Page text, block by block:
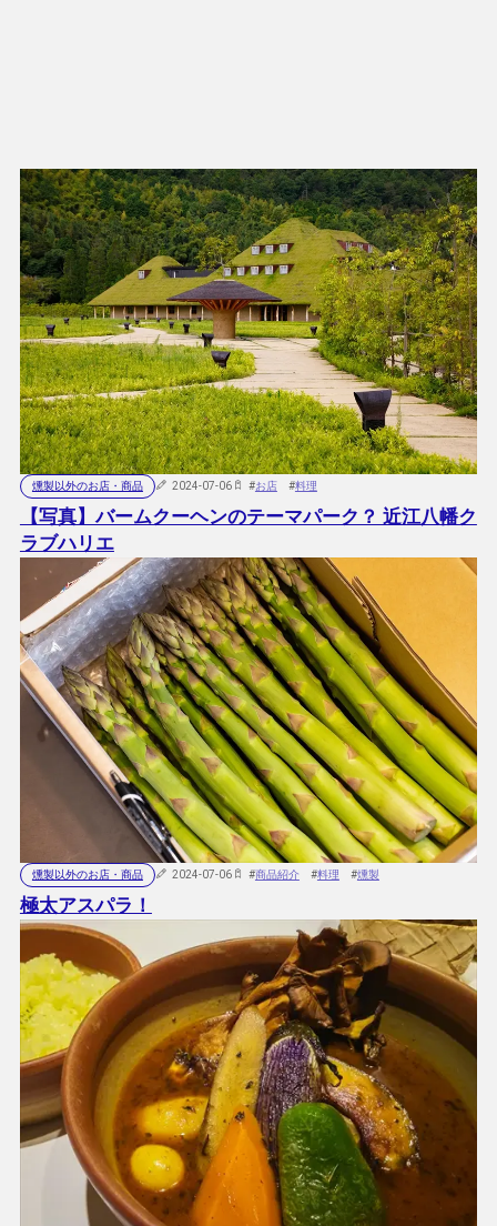
燻製以外のお店・商品 2024-07-06 #お店 #料理
【写真】バームクーヘンのテーマパーク？ 近江八幡ク
ラブハリエ
燻製以外のお店・商品 2024-07-06 #商品紹介 #料理 #燻製
極太アスパラ！